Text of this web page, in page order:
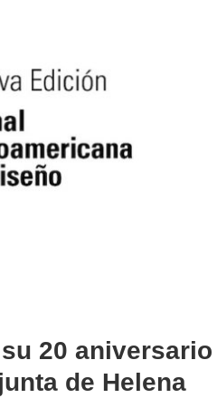
20 aniversario
de Helena